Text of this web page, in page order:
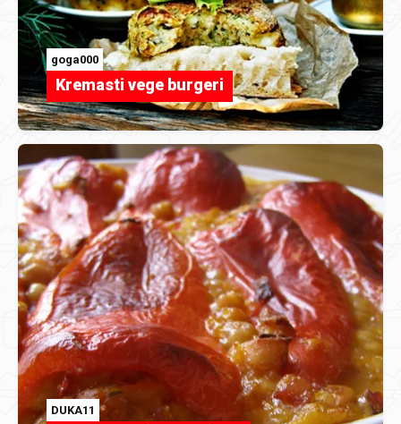
goga000
Kremasti vege burgeri
DUKA11